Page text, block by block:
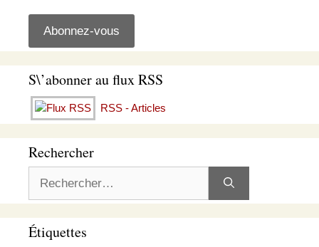
S\’abonner au flux RSS
RSS - Articles
Rechercher
Étiquettes